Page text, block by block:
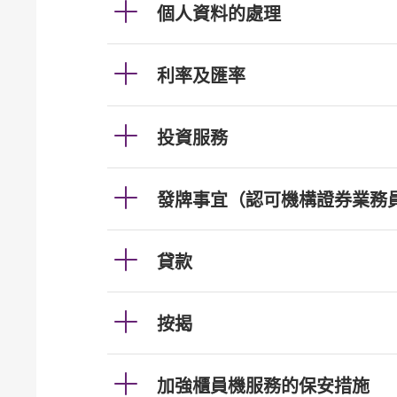
個人資料的處理
利率及匯率
投資服務
發牌事宜（認可機構證券業務
貸款
按揭
加強櫃員機服務的保安措施